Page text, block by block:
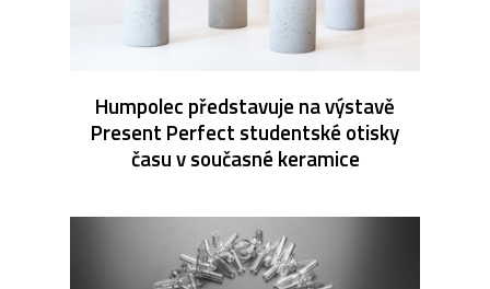
Humpolec představuje na výstavě
Present Perfect studentské otisky
času v současné keramice